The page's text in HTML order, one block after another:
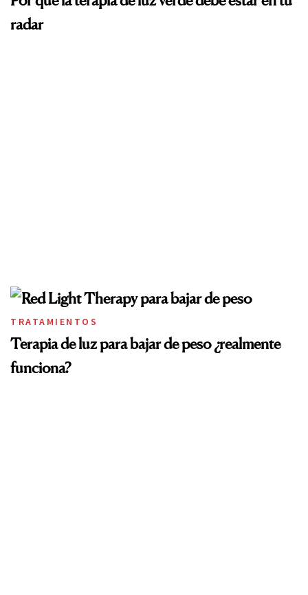
radar
TRATAMIENTOS
Terapia de luz para bajar de peso ¿realmente
funciona?